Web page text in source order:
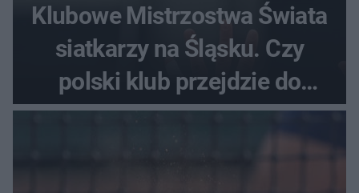
Klubowe Mistrzostwa Świata
siatkarzy na Śląsku. Czy
polski klub przejdzie do
historii